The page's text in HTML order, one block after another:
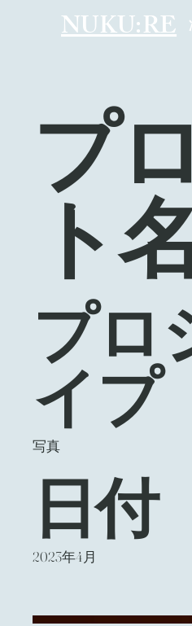
NUKU:RE
プ
ト
プロ
イプ
写真
日付
2023年4月